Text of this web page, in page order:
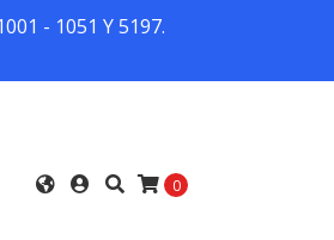
- 1051 Y 5197.
0